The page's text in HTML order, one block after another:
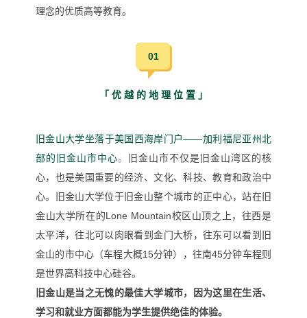
理念的优质高等教育。
01
「 优 越 的 地 理 位 置 」
旧金山大学坐落于美国西海岸门户——加利福尼亚州北
部的旧金山市中心。
旧金山市不仅是旧金山湾区的核
心，也是美国重要的经济、文化、科技、教育和政治中
心。旧金山大学位于旧金山整个城市的正中心，站在旧
金山大学所在的Lone Mountain校区山顶之上，往西是
太平洋，往北可以肉眼看到金门大桥，往东可以看到旧
金山的市中心（车程大概15分钟），往南45分钟车程则
是世界高科技中心硅谷。
旧金山是当之无愧的最佳大学城市，因为这里在生活、
学习和就业方面都能为学生提供绝佳的体验。